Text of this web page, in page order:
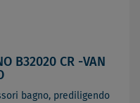
B32020 CR -VAN
bagno, prediligendo